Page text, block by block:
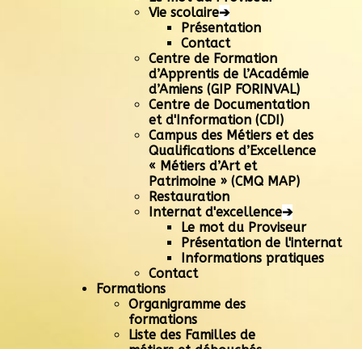
Vie scolaire➔
Présentation
Contact
Centre de Formation
d’Apprentis de l’Académie
d’Amiens (GIP FORINVAL)
Centre de Documentation
et d'Information (CDI)
Campus des Métiers et des
Qualifications d’Excellence
« Métiers d’Art et
Patrimoine » (CMQ MAP)
Restauration
Internat d'excellence➔
Le mot du Proviseur
Présentation de l'internat
Informations pratiques
Contact
Formations
Organigramme des
formations
Liste des Familles de